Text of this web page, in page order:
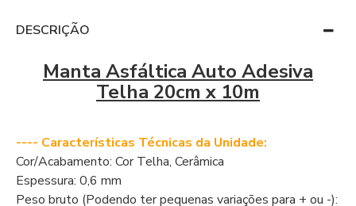
DESCRIÇÃO
Manta Asfáltica Auto Adesiva
Telha 20cm x 10m
---- Características Técnicas da Unidade:
Cor/Acabamento: Cor Telha, Cerâmica
Espessura: 0,6 mm
Peso bruto (Podendo ter pequenas variações para + ou -):